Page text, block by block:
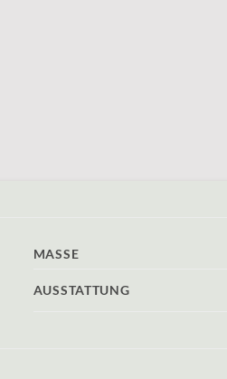
MASSE
AUSSTATTUNG